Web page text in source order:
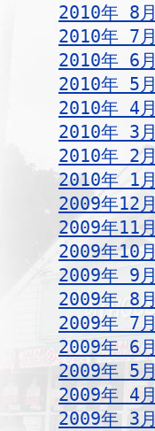
2010年 8月
2010年 7月
2010年 6月
2010年 5月
2010年 4月
2010年 3月
2010年 2月
2010年 1月
2009年12月
2009年11月
2009年10月
2009年 9月
2009年 8月
2009年 7月
2009年 6月
2009年 5月
2009年 4月
2009年 3月